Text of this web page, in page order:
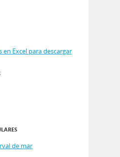
Excel para descargar
de mar